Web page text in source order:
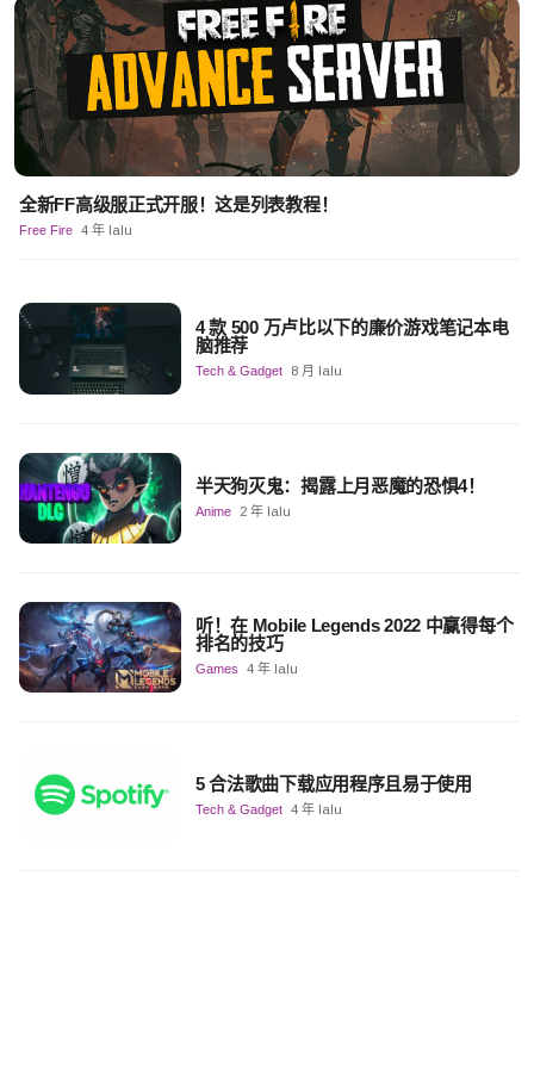
全新FF高级服正式开服！这是列表教程！
Free Fire 4 年 lalu
4 款 500 万卢比以下的廉价游戏笔记本电
脑推荐
Tech & Gadget 8 月 lalu
半天狗灭鬼：揭露上月恶魔的恐惧4！
Anime 2 年 lalu
听！在 Mobile Legends 2022 中赢得每个
排名的技巧
Games 4 年 lalu
5 合法歌曲下载应用程序且易于使用
Tech & Gadget 4 年 lalu